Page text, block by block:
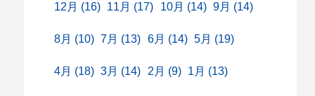
12月 (16) 11月 (17) 10月 (14) 9月 (14)
8月 (10) 7月 (13) 6月 (14) 5月 (19)
4月 (18) 3月 (14) 2月 (9) 1月 (13)